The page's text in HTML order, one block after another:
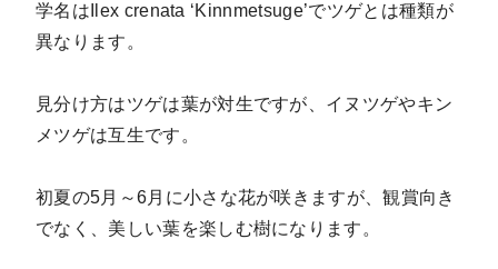
学名はIlex crenata ‘Kinnmetsuge’でツゲとは種類が
異なります。
見分け方はツゲは葉が対生ですが、イヌツゲやキン
メツゲは互生です。
初夏の5月～6月に小さな花が咲きますが、観賞向き
でなく、美しい葉を楽しむ樹になります。